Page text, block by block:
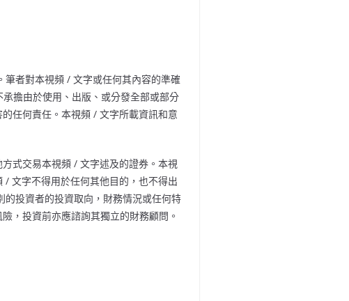
筆者對本視頻 / 文字或任何其內容的準確
擔由於使用、出版、或分發全部或部分
任何責任。本視頻 / 文字所載資訊和意
式交易本視頻 / 文字述及的證券。本視
/ 文字不得用於任何其他目的，也不得出
的投資者的投資取向，財務情況或任何特
，投資前亦應諮詢其獨立的財務顧問。